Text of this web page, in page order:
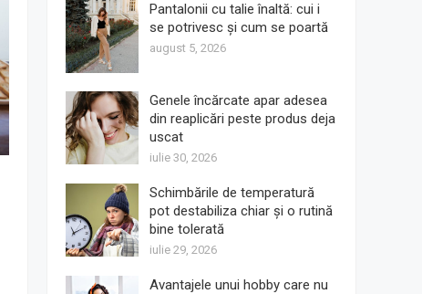
Pantalonii cu talie înaltă: cui i
se potrivesc și cum se poartă
august 5, 2026
Genele încărcate apar adesea
din reaplicări peste produs deja
uscat
iulie 30, 2026
Schimbările de temperatură
pot destabiliza chiar și o rutină
bine tolerată
iulie 29, 2026
Avantajele unui hobby care nu